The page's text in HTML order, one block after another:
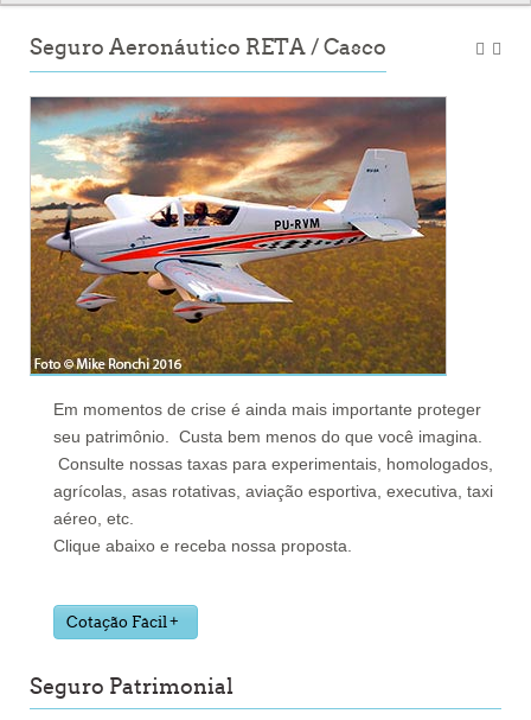
Seguro Aeronáutico RETA / Casco
Em momentos de crise é ainda mais importante proteger
seu patrimônio. Custa bem menos do que você imagina.
Consulte nossas taxas para experimentais, homologados,
agrícolas, asas rotativas, aviação esportiva, executiva, taxi
aéreo, etc.
Clique abaixo e receba nossa proposta.
Cotação Fácil
Seguro Patrimonial